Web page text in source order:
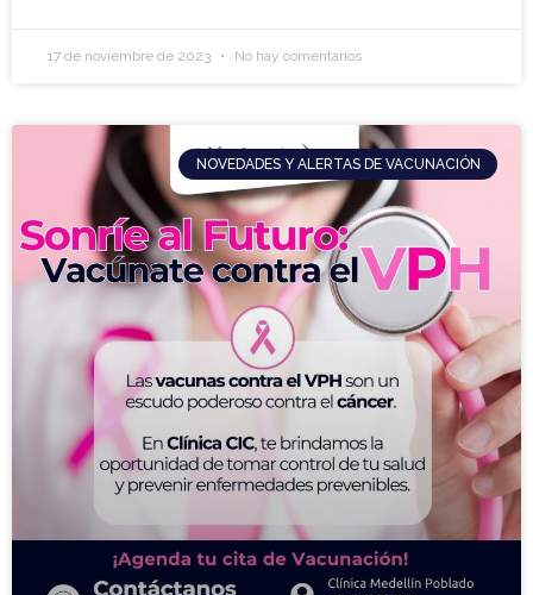
17 de noviembre de 2023 No hay comentarios
NOVEDADES Y ALERTAS DE VACUNACIÓN